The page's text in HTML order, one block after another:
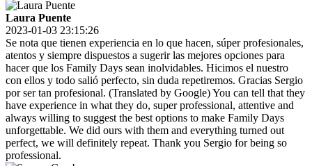
Laura Puente
2023-01-03 23:15:26
Se nota que tienen experiencia en lo que hacen, súper profesionales,
atentos y siempre dispuestos a sugerir las mejores opciones para
hacer que los Family Days sean inolvidables. Hicimos el nuestro
con ellos y todo salió perfecto, sin duda repetiremos. Gracias Sergio
por ser tan profesional. (Translated by Google) You can tell that they
have experience in what they do, super professional, attentive and
always willing to suggest the best options to make Family Days
unforgettable. We did ours with them and everything turned out
perfect, we will definitely repeat. Thank you Sergio for being so
professional.